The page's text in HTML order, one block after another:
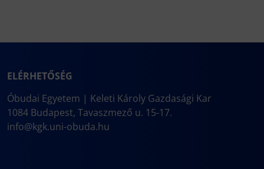
ELÉRHETŐSÉG
Óbudai Egyetem | Keleti Károly Gazdasági Kar
1084 Budapest, Tavaszmező u. 15-17.
info@kgk.uni-obuda.hu